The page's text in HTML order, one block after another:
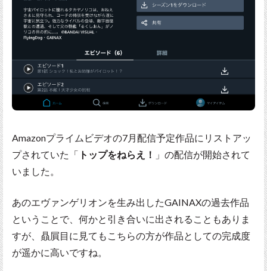
Amazonプライムビデオの7月配信予定作品にリストアッ
プされていた「 トップをねらえ！ 」の配信が開始されて
いました。
あのエヴァンゲリオンを生み出したGAINAXの過去作品
ということで、何かと引き合いに出されることもありま
すが、贔屓目に見てもこちらの方が作品としての完成度
が遥かに高いですね。